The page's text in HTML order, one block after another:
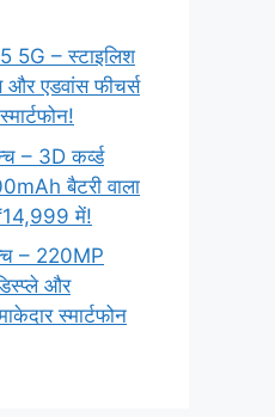
5G – स्टाइलिश
और एडवांस फीचर्स
– 3D कर्व्ड
बैटरी वाला
₹14,999 में!
– 220MP
और
स्मार्टफोन